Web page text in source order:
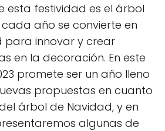
esta festividad es el árbol
año se convierte en
para innovar y crear
en la decoración. En este
promete ser un año lleno
propuestas en cuanto
árbol de Navidad, y en
algunas de